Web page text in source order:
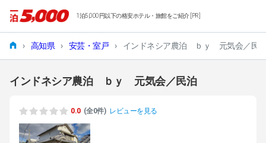
1泊5,000円以下の格安ホテル・旅館をご紹介 [PR]
› 高知県 › 安芸・室戸 › インドネシア農泊 ｂｙ 元気会／民
インドネシア農泊 ｂｙ 元気会／民泊
0.0 (全0件) レビューを見る